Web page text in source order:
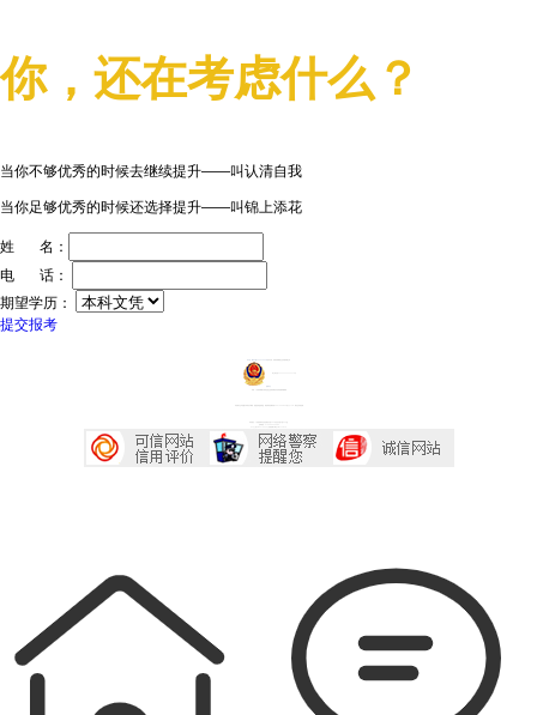
你，还在考虑什么？
当你不够优秀的时候去继续提升——叫认清自我
当你足够优秀的时候还选择提升——叫锦上添花
姓 名：
电 话：
期望学历：
提交报考